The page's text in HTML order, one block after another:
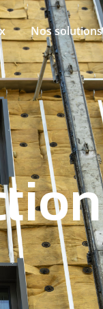
Nos solutions